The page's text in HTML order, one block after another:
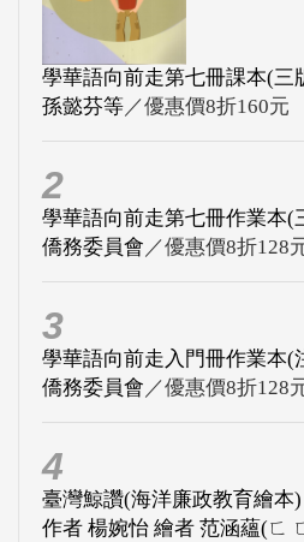
學華語向前走第七冊課本(三
孫懿芬等／優惠價8折160元
2
學華語向前走第七冊作業本(
僑務委員會 ／優惠價8折128
3
學華語向前走入門冊作業本(
僑務委員會 ／優惠價8折128
4
臺灣鯨讚(海洋廉政教育繪本)
作者 楊婉怡 繪者 范涵蘊(ㄈ